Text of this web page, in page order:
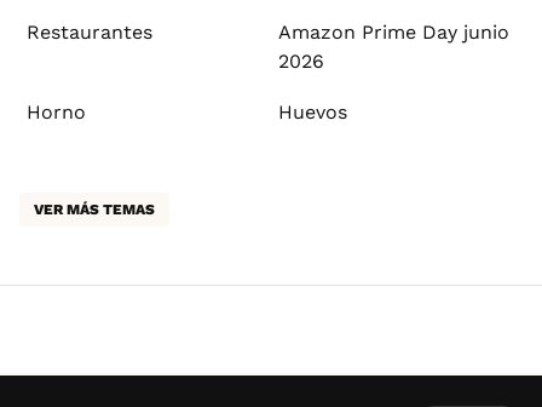
Restaurantes
Amazon Prime Day junio
2026
Horno Huevos
VER MÁS TEMAS